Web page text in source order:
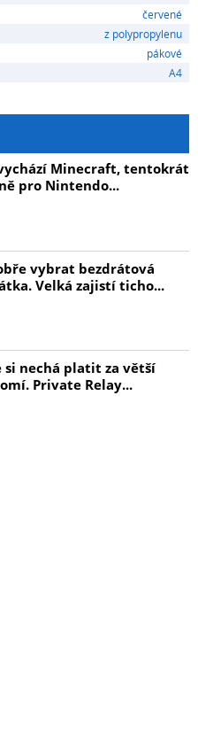
červené
z polypropylenu
pákové
A4
Minecraft, tentokrát
pro Nintendo...
vybrat bezdrátová
Velká zajistí ticho...
si nechá platit za větší
Private Relay...